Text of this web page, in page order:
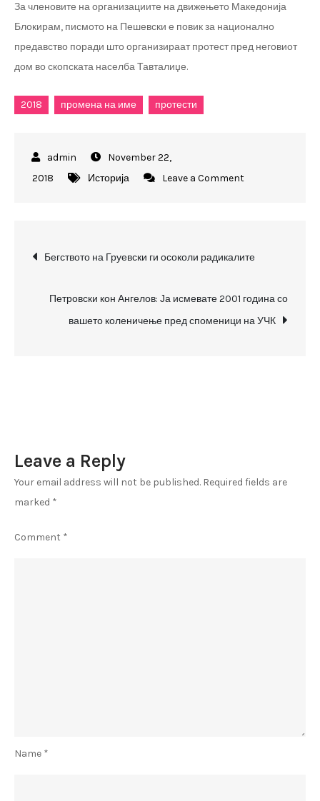
За членовите на организациите на движењето Македонија
Блокирам, писмото на Пешевски е повик за национално
предавство поради што организираат протест пред неговиот
дом во скопската населба Тавталиџе.
2018 промена на име протести
November 22,
2018
Историја Leave a Comment
на
учесниците
извикуваат
Post
navigation
Бегството на Груевски ги осоколи радикалите
Петровски кон Ангелов: Ја исмевате 2001 година со
вашето коленичење пред споменици на УЧК
Leave a Reply
Your email address will not be published. Required fields are
marked *
Comment *
Name *